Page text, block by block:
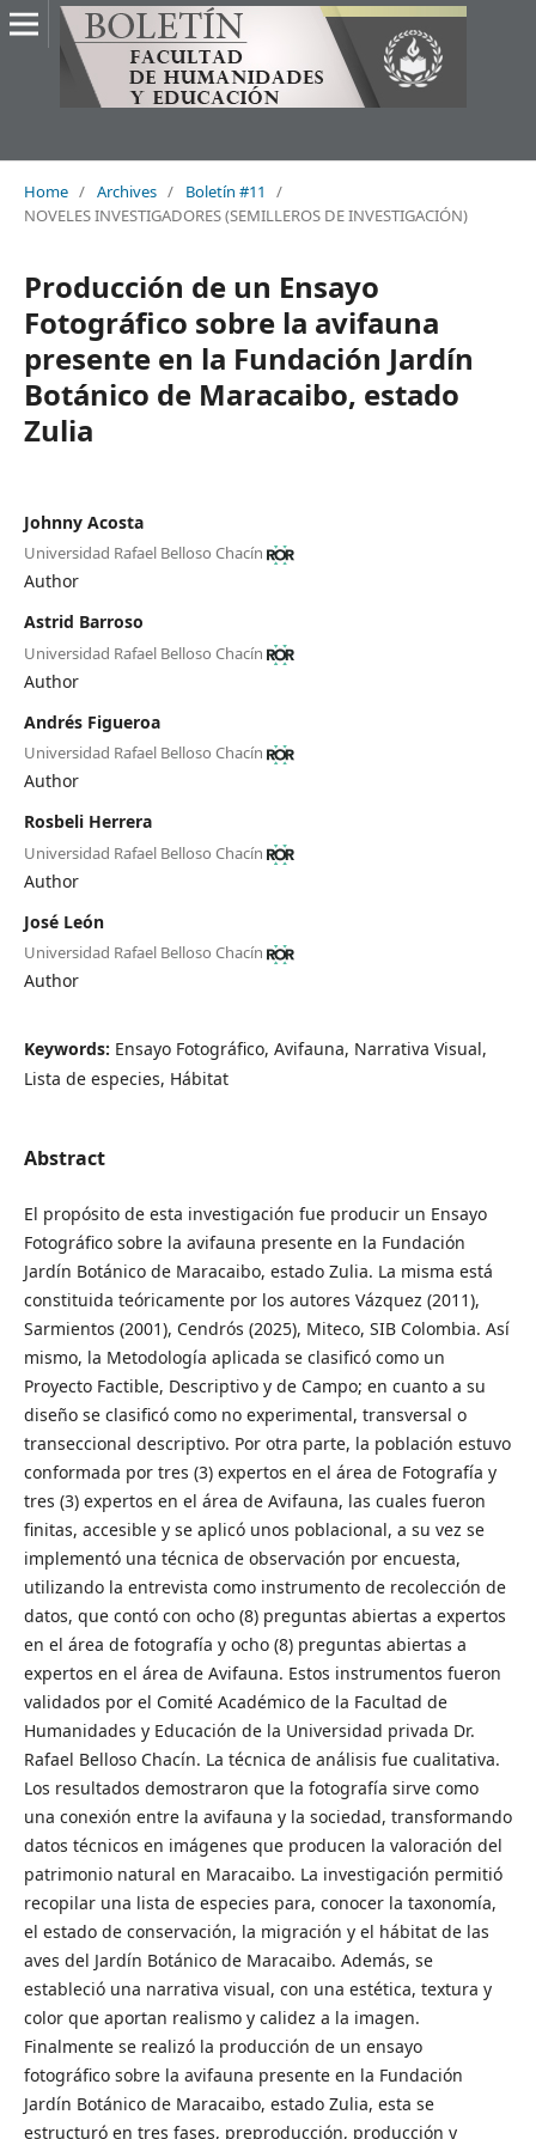
Home / Archives / Boletín #11
/
NOVELES INVESTIGADORES (SEMILLEROS DE INVESTIGACIÓN)
Producción de un Ensayo
Fotográfico sobre la avifauna
presente en la Fundación Jardín
Botánico de Maracaibo, estado
Zulia
Johnny Acosta
Universidad Rafael Belloso Chacín
Author
Astrid Barroso
Universidad Rafael Belloso Chacín
Author
Andrés Figueroa
Universidad Rafael Belloso Chacín
Author
Rosbeli Herrera
Universidad Rafael Belloso Chacín
Author
José León
Universidad Rafael Belloso Chacín
Author
Keywords: Ensayo Fotográfico, Avifauna, Narrativa Visual,
Lista de especies, Hábitat
Abstract
El propósito de esta investigación fue producir un Ensayo
Fotográfico sobre la avifauna presente en la Fundación
Jardín Botánico de Maracaibo, estado Zulia. La misma está
constituida teóricamente por los autores Vázquez (2011),
Sarmientos (2001), Cendrós (2025), Miteco, SIB Colombia. Así
mismo, la Metodología aplicada se clasificó como un
Proyecto Factible, Descriptivo y de Campo; en cuanto a su
diseño se clasificó como no experimental, transversal o
transeccional descriptivo. Por otra parte, la población estuvo
conformada por tres (3) expertos en el área de Fotografía y
tres (3) expertos en el área de Avifauna, las cuales fueron
finitas, accesible y se aplicó unos poblacional, a su vez se
implementó una técnica de observación por encuesta,
utilizando la entrevista como instrumento de recolección de
datos, que contó con ocho (8) preguntas abiertas a expertos
en el área de fotografía y ocho (8) preguntas abiertas a
expertos en el área de Avifauna. Estos instrumentos fueron
validados por el Comité Académico de la Facultad de
Humanidades y Educación de la Universidad privada Dr.
Rafael Belloso Chacín. La técnica de análisis fue cualitativa.
Los resultados demostraron que la fotografía sirve como
una conexión entre la avifauna y la sociedad, transformando
datos técnicos en imágenes que producen la valoración del
patrimonio natural en Maracaibo. La investigación permitió
recopilar una lista de especies para, conocer la taxonomía,
el estado de conservación, la migración y el hábitat de las
aves del Jardín Botánico de Maracaibo. Además, se
estableció una narrativa visual, con una estética, textura y
color que aportan realismo y calidez a la imagen.
Finalmente se realizó la producción de un ensayo
fotográfico sobre la avifauna presente en la Fundación
Jardín Botánico de Maracaibo, estado Zulia, esta se
estructuró en tres fases, preproducción, producción y